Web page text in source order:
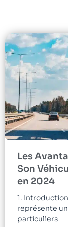
Les
Son
en 2024
1. Introduction
représente
particuliers